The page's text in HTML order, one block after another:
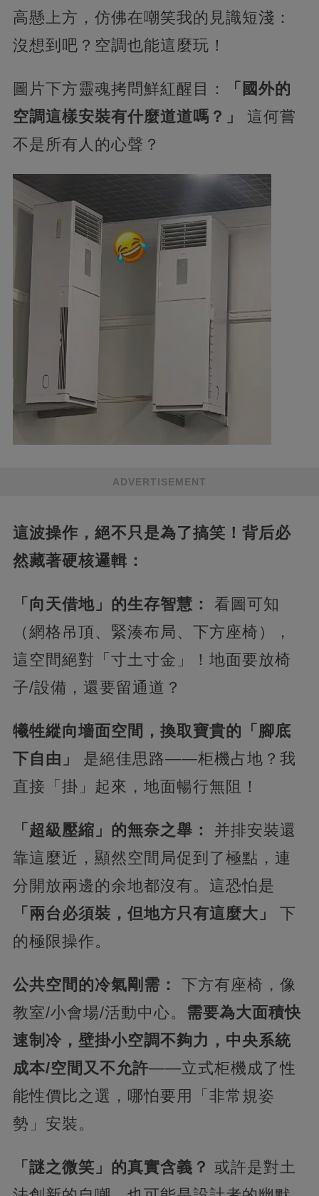
高懸上方，仿佛在嘲笑我的見識短淺：
沒想到吧？空調也能這麼玩！
圖片下方靈魂拷問鮮紅醒目：​
​「國外的
空調這樣安裝有什麼道道嗎？」​
​ 這何嘗
不是所有人的心聲？
ADVERTISEMENT
​這波操作，絕不只是為了搞笑！背后必
然藏著硬核邏輯：​
​「向天借地」的生存智慧：​
​ 看圖可知
（網格吊頂、緊湊布局、下方座椅），
這空間絕對「寸土寸金」！地面要放椅
子/設備，還要留通道？​
犧牲縱向墻面空間，換取寶貴的「腳底
下自由」​
​ 是絕佳思路——柜機占地？我
直接「掛」起來，地面暢行無阻！
​「超級壓縮」的無奈之舉：​
​ 并排安裝還
靠這麼近，顯然空間局促到了極點，連
分開放兩邊的余地都沒有。這恐怕是 ​
「兩台必須裝，但地方只有這麼大」​
​ 下
的極限操作。
​公共空間的冷氣剛需：​
​ 下方有座椅，像
教室/小會場/活動中心。​ ​需要為大面積快
速制冷，壁掛小空調不夠力，中央系統
成本/空間又不允許​​——立式柜機成了性
能性價比之選，哪怕要用「非常規姿
勢」安裝。
「謎之微笑」的真實含義？​ ​ 或許是對土